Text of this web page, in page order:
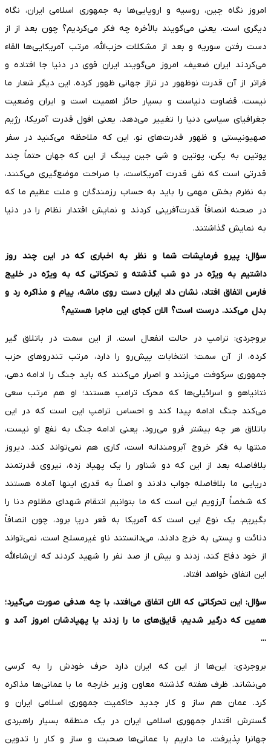
امروز نگاه چین، روسیه و اروپایی‌ها به جمهوری اسلامی ایران، نگاه
دیگری است. یعنی می‌گویند بالأخره چه فکر می‌کردیم؟ چون بعد از از
دست رفتن سوریه و بعد از مشکلات حزب‌الله، مرتب آمریکایی‌ها القاء
می‌کردند ایران ضعیف، امروز می‌گویند ایران قوی در دنیا جا افتاده و
فراتر از آن قدرت نوظهور در تراز جهانی ظهور کرده. این دیگر شعار ما
نیست، قضاوت دنیاست و بسیار حائز اهمیت است و ایران وضعیت
جغرافیای سیاسی دنیا را تغییر می‌دهد. یعنی افول قدرت آمریکا، رژیم
صهیونیستی و ظهور قدرت‌های نو. این که ملاحظه می‌کنید در سفر
پوتین به پکن، پوتین و شی جین پینگ از این که جهان حتماً چند
قدرتی است که نفی قدرت آمریکاست، با صراحت موضع‌گیری می‌کنند،
به نظرم بخش مهمی را باید به حساب رزمندگان و ملت عظیم ما که
در صحنه انصافاً قدرت‌آفرینی کردند و نمایش اقتدار نظام را در دنیا
به نمایش گذاشتند.
سؤال: پیرو فرمایشات شما و نظر به اخباری که در این چند روز
داشتیم به ویژه در دو شب گذشته و تحرکاتی که به ویژه در خلیج
فارس اتفاق افتاد، نشان داد ایران دست روی ماشه، پیام و مذاکره رد و
بدل می‌کند. درست است؟ الان کجای این ماجرا هستیم؟
بروجردی: ترامپ در حالت انفعال است. از این سمت در باتلاق گیر
کرده، از آن سمت؛ انتخابات پیش‌رو را دارد، مرتب تندروهای حزب
جمهوری سرکوفت می‌زنند و اصرار می‌کنند که باید جنگ را ادامه دهی،
نتانیاهو و اسرائیلی‌ها که محرک ترامپ هستند؛ او هم مرتب سعی
می‌کند جنگ ادامه پیدا کند و احساس ترامپ این است که در این
باتلاق هر چه بیشتر فرو می‌رود. یعنی ادامه جنگ به نفع او نیست،
منتها به فکر خروج آبرومندانه است، کاری هم نمی‌تواند کند. دیروز
بلافاصله بعد از این که دو شناور را یک پهپاد زده، نیروی قدرتمند
دریایی ما بلافاصله جواب دادند و اصلاً به قدری اینها آماده هستند
که شخصاً آرزویم این است که ما بتوانیم انتقام شهدای مظلوم دنا را
بگیریم. یک نوع این است که آمریکا به قعر دریا برود، چون انصافاً
دنائت و پستی به خرج دادند، می‌دانستند ناو غیرمسلح است، نمی‌تواند
از خود دفاع کند، زدند و بیش از صد نفر را شهید کردند که ان‌شاءالله
این اتفاق خواهد افتاد.
سؤال: این تحرکاتی که الان اتفاق می‌افتد، با چه هدفی صورت می‌گیرد؛
همین که درگیر شدیم، قایق‌های ما را زدند یا پهپادشان امروز آمد و
...
بروجردی: این‌ها از این که ایران دارد حرف خودش را به کرسی
می‌نشاند. ظرف هفته گذشته معاون وزیر خارجه ما با عمانی‌ها مذاکره
کرد. عمان هم ساز و کار جدید حاکمیت جمهوری اسلامی ایران و
گسترش اقتدار جمهوری اسلامی ایران در یک منطقه بسیار راهبردی
جهانرا پذیرفت. ما داریم با عمانی‌ها صحبت و ساز و کار را تدوین